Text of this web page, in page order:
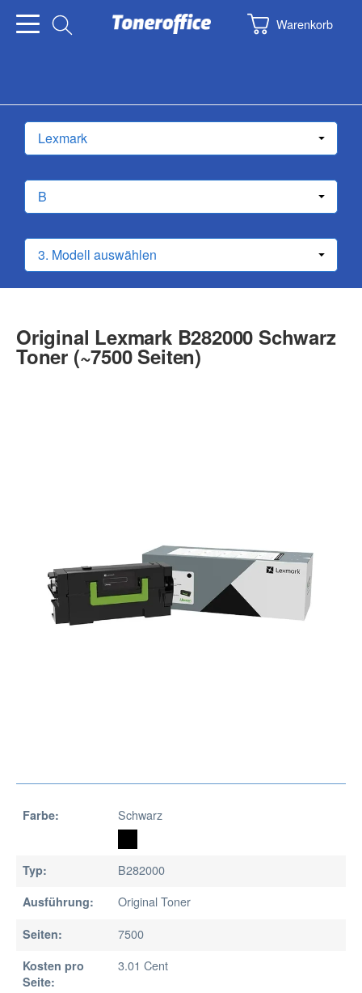
Warenkorb
Original Lexmark B282000 Schwarz
Toner (~7500 Seiten)
Farbe: Schwarz
Typ: B282000
Ausführung: Original Toner
Seiten: 7500
Kosten pro
Seite:
3.01 Cent